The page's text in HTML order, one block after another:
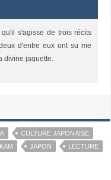
s'agisse de trois récits
d'entre eux ont su me
divine jaquette.
CULTURE JAPONAISE
JAPON
LECTURE